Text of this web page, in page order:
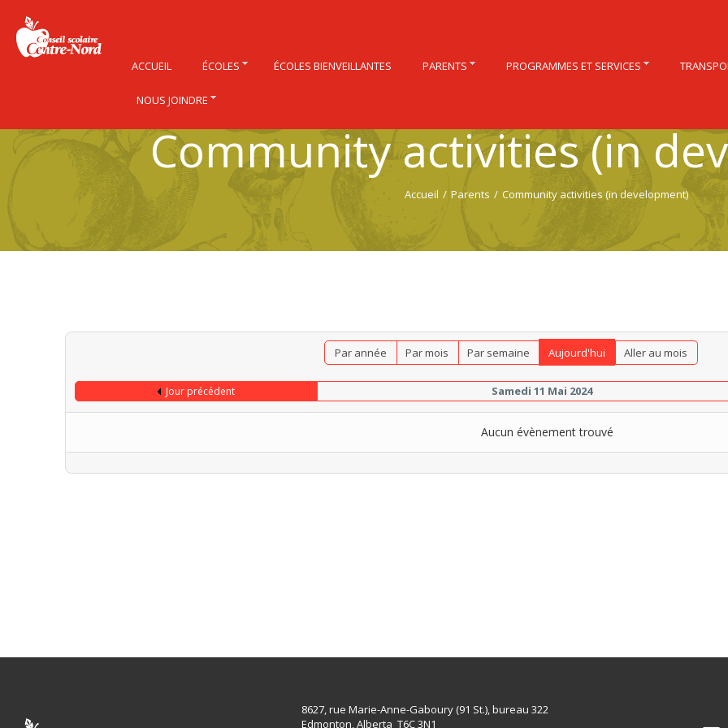
Community activities (in
Accueil / Parents / Community activities (in development)
Par année Par mois Par semaine Aujourd'hui Aller au mois
Jour précédent Samedi 11 Mai 2024
Aucun évènement trouvé
ACCUEIL ÉCOLES ÉCOLES BIENVEILLANTES PARENTS PROGRAMMES ET SERVICES
NOUS JOINDRE
8627, rue Marie-Anne-Gaboury (91 St.), bureau 322
Edmonton, Alberta T6C 3N1